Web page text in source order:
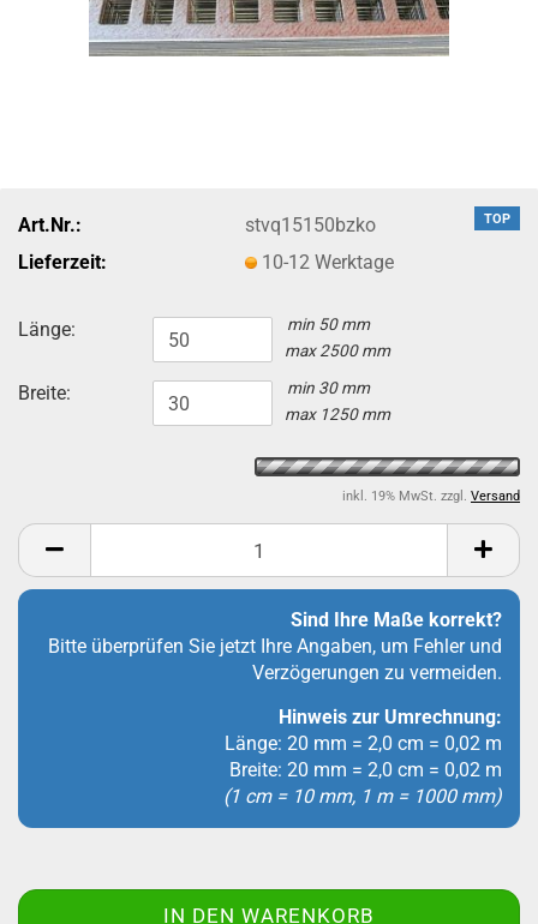
TOP
Art.Nr.:
stvq15150bzko
Lieferzeit:
10-12 Werktage
Länge:
min 50 mm
max 2500 mm
Breite:
min 30 mm
max 1250 mm
inkl. 19% MwSt. zzgl. Versand
Sind Ihre Maße korrekt?
Bitte überprüfen Sie jetzt Ihre Angaben, um Fehler und
Verzögerungen zu vermeiden.
Hinweis zur Umrechnung:
Länge: 20 mm = 2,0 cm = 0,02 m
Breite: 20 mm = 2,0 cm = 0,02 m
(1 cm = 10 mm, 1 m = 1000 mm)